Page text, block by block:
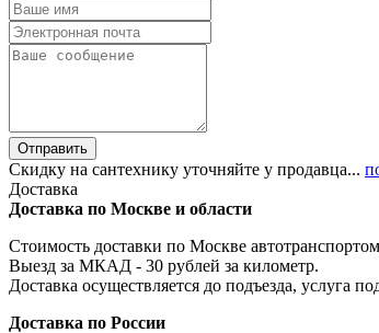
Скидку на сантехнику уточняйте у продавца...
Доставка
Доставка по Москве и области
Стоимость доставки по Москве
Выезд за МКАД - 30 рублей за километр.
Доставка осуществляется до подъезда, услуга
Доставка по России